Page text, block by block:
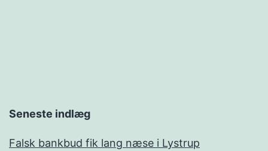
Seneste indlæg
Falsk bankbud fik lang næse i Lystrup